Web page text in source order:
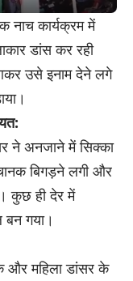
नाच कार्यक्रम में
डांस कर रही
उसे इनाम देने लगे
ने अनजाने में सिक्का
बिगड़ने लगी और
कुछ ही देर में
बन गया।
और महिला डांसर के